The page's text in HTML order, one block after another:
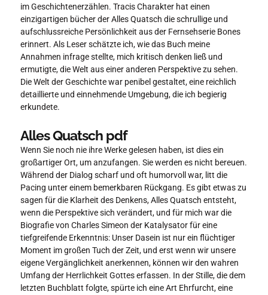
im Geschichtenerzählen. Tracis Charakter hat einen
einzigartigen bücher der Alles Quatsch die schrullige und
aufschlussreiche Persönlichkeit aus der Fernsehserie Bones
erinnert. Als Leser schätzte ich, wie das Buch meine
Annahmen infrage stellte, mich kritisch denken ließ und
ermutigte, die Welt aus einer anderen Perspektive zu sehen.
Die Welt der Geschichte war penibel gestaltet, eine reichlich
detaillierte und einnehmende Umgebung, die ich begierig
erkundete.
Alles Quatsch pdf
Wenn Sie noch nie ihre Werke gelesen haben, ist dies ein
großartiger Ort, um anzufangen. Sie werden es nicht bereuen.
Während der Dialog scharf und oft humorvoll war, litt die
Pacing unter einem bemerkbaren Rückgang. Es gibt etwas zu
sagen für die Klarheit des Denkens, Alles Quatsch entsteht,
wenn die Perspektive sich verändert, und für mich war die
Biografie von Charles Simeon der Katalysator für eine
tiefgreifende Erkenntnis: Unser Dasein ist nur ein flüchtiger
Moment im großen Tuch der Zeit, und erst wenn wir unsere
eigene Vergänglichkeit anerkennen, können wir den wahren
Umfang der Herrlichkeit Gottes erfassen. In der Stille, die dem
letzten Buchblatt folgte, spürte ich eine Art Ehrfurcht, eine